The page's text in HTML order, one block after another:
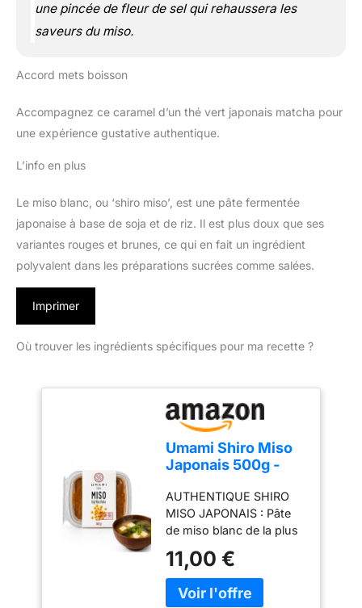
une pincée de fleur de sel qui rehaussera les
saveurs du miso.
Accord mets boisson
Accompagnez ce caramel d’un thé vert japonais matcha pour
une expérience gustative authentique.
L’info en plus
Le miso blanc, ou ‘shiro miso’, est une pâte fermentée
japonaise à base de soja et de riz. Il est plus doux que ses
variantes rouges et brunes, ce qui en fait un ingrédient
polyvalent dans les préparations sucrées comme salées.
Imprimer
Où trouver les ingrédients spécifiques pour ma recette ?
Umami Shiro Miso
Japonais 500g -
Artisanale -
Fabriquée au Japon
avec du Soja Local
- Idéale pour
Soupes, Bouillons
et Marinades
AUTHENTIQUE SHIRO
MISO JAPONAIS : Pâte
de miso blanc de la plus
saveur délicate, douce et
riche en Umami. Idéal
pour ceux qui
11,00 €